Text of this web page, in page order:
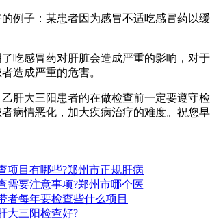
子：某患者因为感冒不适吃感冒药以缓
感冒药对肝脏会造成严重的影响，对于
造成严重的危害。
大三阳患者的在做检查前一定要遵守检
病情恶化，加大疾病治疗的难度。祝您早
项目有哪些?郑州市正规肝病
需要注意事项?郑州市哪个医
者每年要检查些什么项目
大三阳检查好?